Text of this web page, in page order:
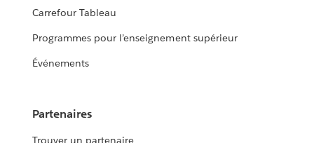
Carrefour Tableau
Programmes pour l’enseignement supérieur
Événements
Partenaires
Trouver un partenaire